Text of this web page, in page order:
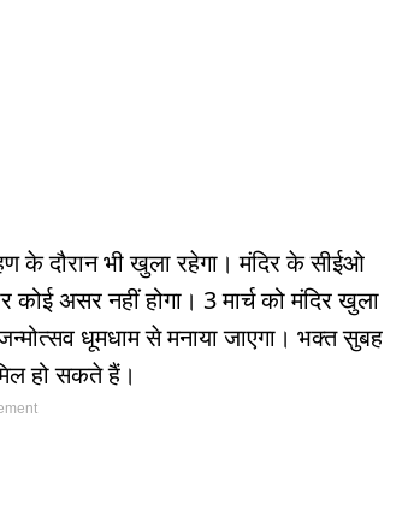
के दौरान भी खुला रहेगा। मंदिर के सीईओ
कोई असर नहीं होगा। 3 मार्च को मंदिर खुला
धूमधाम से मनाया जाएगा। भक्त सुबह
हो सकते हैं।